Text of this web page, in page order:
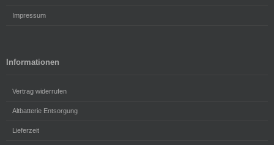
Impressum
Informationen
Vertrag widerrufen
Altbatterie Entsorgung
Lieferzeit